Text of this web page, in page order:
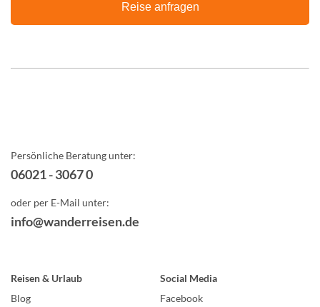
Reise anfragen
Persönliche Beratung unter:
06021 - 3067 0
oder per E-Mail unter:
info@wanderreisen.de
Reisen & Urlaub
Blog
Social Media
Facebook